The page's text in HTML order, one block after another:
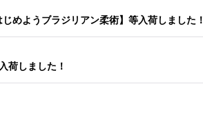
めようブラジリアン柔術】等入荷しました！
荷しました！